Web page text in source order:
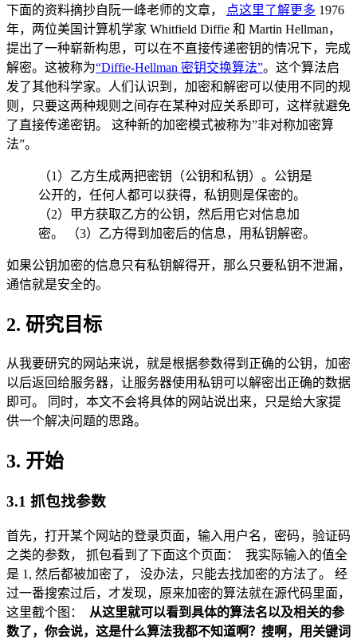
下面的资料摘抄自阮一峰老师的文章， 点这里了解更多 1976
年，两位美国计算机学家 Whitfield Diffie 和 Martin Hellman，
提出了一种崭新构思，可以在不直接传递密钥的情况下，完成
解密。这被称为“Diffie-Hellman 密钥交换算法”。这个算法启
发了其他科学家。人们认识到，加密和解密可以使用不同的规
则，只要这两种规则之间存在某种对应关系即可，这样就避免
了直接传递密钥。 这种新的加密模式被称为”非对称加密算
法”。
（1）乙方生成两把密钥（公钥和私钥）。公钥是
公开的，任何人都可以获得，私钥则是保密的。
（2）甲方获取乙方的公钥，然后用它对信息加
密。 （3）乙方得到加密后的信息，用私钥解密。
如果公钥加密的信息只有私钥解得开，那么只要私钥不泄漏，
通信就是安全的。
2. 研究目标
从我要研究的网站来说，就是根据参数得到正确的公钥，加密
以后返回给服务器，让服务器使用私钥可以解密出正确的数据
即可。 同时，本文不会将具体的网站说出来，只是给大家提
供一个解决问题的思路。
3. 开始
3.1 抓包找参数
首先，打开某个网站的登录页面，输入用户名，密码，验证码
之类的参数， 抓包看到了下面这个页面：
我实际输入的值全
是 1, 然后都被加密了， 没办法，只能去找加密的方法了。 经
过一番搜索过后，才发现，原来加密的算法就在源代码里面，
这里截个图：
从这里就可以看到具体的算法名以及相关的参
数了，你会说，这是什么算法我都不知道啊？搜啊，用关键词